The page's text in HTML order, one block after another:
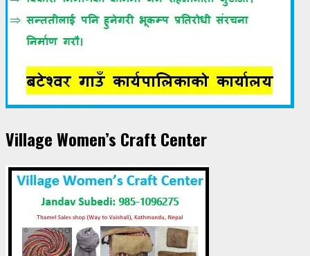
Village Women’s Craft Center